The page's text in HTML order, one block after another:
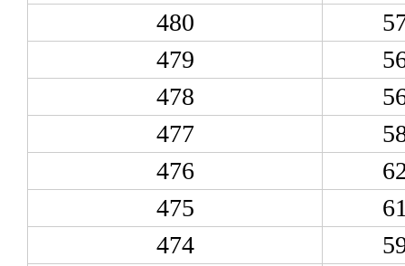
480
479
478
477
476
475
474